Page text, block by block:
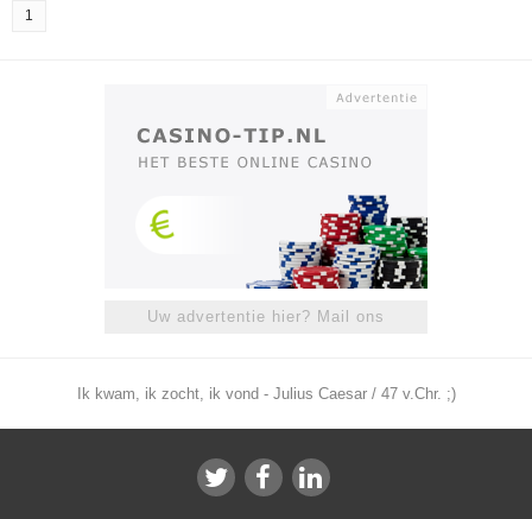
1
Uw advertentie hier? Mail ons
Ik kwam, ik zocht, ik vond - Julius Caesar / 47 v.Chr. ;)